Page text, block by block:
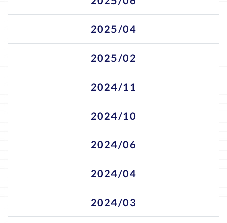
2025/04
2025/02
2024/11
2024/10
2024/06
2024/04
2024/03